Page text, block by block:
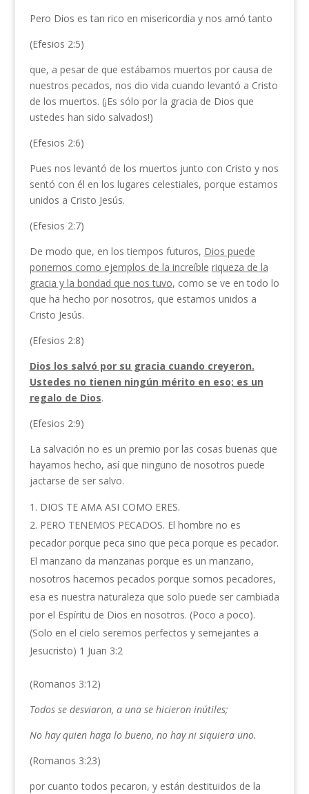
Pero Dios es tan rico en misericordia y nos amó tanto
(Efesios 2:5)
que, a pesar de que estábamos muertos por causa de
nuestros pecados, nos dio vida cuando levantó a Cristo
de los muertos. (¡Es sólo por la gracia de Dios que
ustedes han sido salvados!)
(Efesios 2:6)
Pues nos levantó de los muertos junto con Cristo y nos
sentó con él en los lugares celestiales, porque estamos
unidos a Cristo Jesús.
(Efesios 2:7)
De modo que, en los tiempos futuros, Dios puede
ponernos como ejemplos de la increíble riqueza de la
gracia y la bondad que nos tuvo, como se ve en todo lo
que ha hecho por nosotros, que estamos unidos a
Cristo Jesús.
(Efesios 2:8)
Dios los salvó por su gracia cuando creyeron.
Ustedes no tienen ningún mérito en eso; es un
regalo de Dios.
(Efesios 2:9)
La salvación no es un premio por las cosas buenas que
hayamos hecho, así que ninguno de nosotros puede
jactarse de ser salvo.
DIOS TE AMA ASI COMO ERES.
PERO TENEMOS PECADOS. El hombre no es
pecador porque peca sino que peca porque es pecador.
El manzano da manzanas porque es un manzano,
nosotros hacemos pecados porque somos pecadores,
esa es nuestra naturaleza que solo puede ser cambiada
por el Espíritu de Dios en nosotros. (Poco a poco).
(Solo en el cielo seremos perfectos y semejantes a
Jesucristo) 1 Juan 3:2
(Romanos 3:12)
Todos se desviaron, a una se hicieron inútiles;
No hay quien haga lo bueno, no hay ni siquiera uno.
(Romanos 3:23)
por cuanto todos pecaron, y están destituidos de la